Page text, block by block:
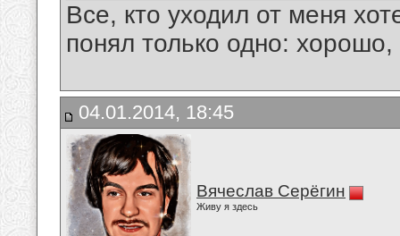
Все, кто уходил от меня
понял только одно:
04.01.2014, 18:45
Вячеслав Серёгин
Живу я здесь